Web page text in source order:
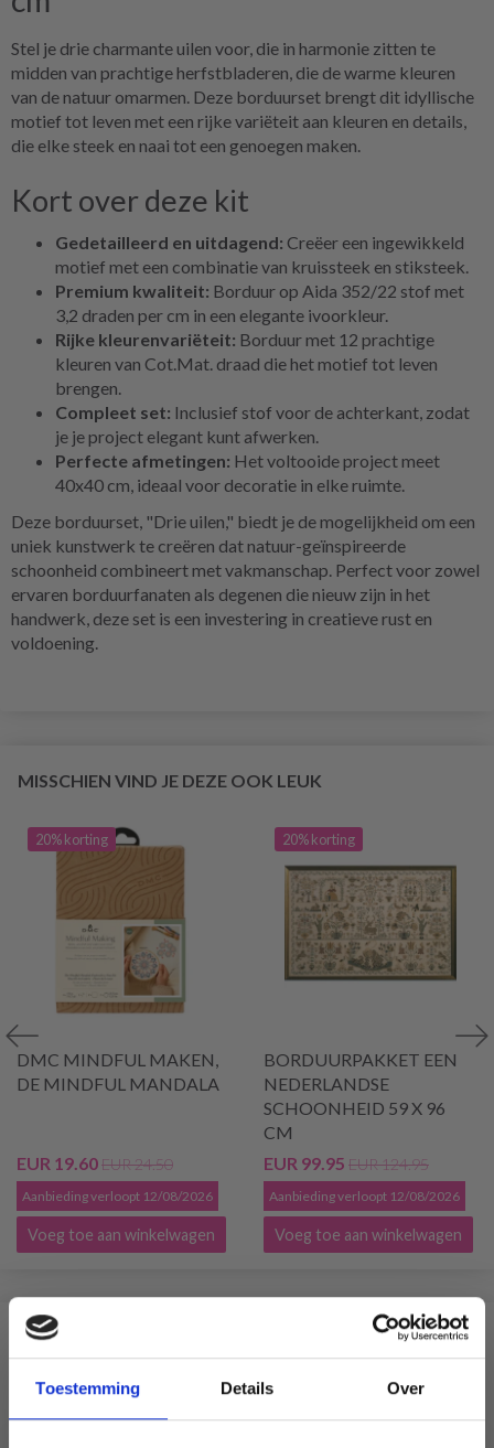
Toestemming Details Over
Stel je drie charmante uilen voor, die in harmonie zitten te
midden van prachtige herfstbladeren, die de warme kleuren
van de natuur omarmen. Deze borduurset brengt dit idyllische
motief tot leven met een rijke variëteit aan kleuren en details,
die elke steek en naai tot een genoegen maken.
Kort over deze kit
Gedetailleerd en uitdagend: Creëer een ingewikkeld
motief met een combinatie van kruissteek en stiksteek.
Premium kwaliteit: Borduur op Aida 352/22 stof met
3,2 draden per cm in een elegante ivoorkleur.
Rijke kleurenvariëteit: Borduur met 12 prachtige
kleuren van Cot.Mat. draad die het motief tot leven
brengen.
Compleet set: Inclusief stof voor de achterkant, zodat
je je project elegant kunt afwerken.
Perfecte afmetingen: Het voltooide project meet
40x40 cm, ideaal voor decoratie in elke ruimte.
Deze borduurset, "Drie uilen," biedt je de mogelijkheid om een
uniek kunstwerk te creëren dat natuur-geïnspireerde
schoonheid combineert met vakmanschap. Perfect voor zowel
ervaren borduurfanaten als degenen die nieuw zijn in het
handwerk, deze set is een investering in creatieve rust en
voldoening.
MISSCHIEN VIND JE DEZE OOK LEUK
20% korting
DMC MINDFUL MAKEN,
DE MINDFUL MANDALA
EUR 19.60EUR 24.50
Aanbieding verloopt 12/08/2026
Voeg toe aan winkelwagen
20% korting
BORDUURPAKKET EEN
NEDERLANDSE
SCHOONHEID 59 X 96
CM
EUR 99.95 EUR 124.95
Aanbieding verloopt 12/08/2026
Voeg toe aan winkelwagen
VERGELIJKBAAR MET DIT
20% korting